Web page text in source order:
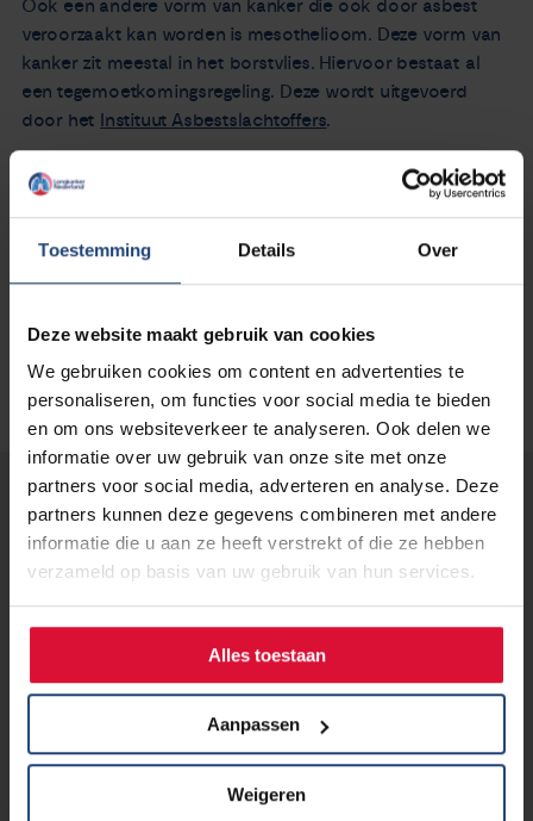
Toestemming Details Over
Deze website maakt gebruik van cookies
We gebruiken cookies om content en advertenties te
personaliseren, om functies voor social media te bieden
en om ons websiteverkeer te analyseren. Ook delen we
informatie over uw gebruik van onze site met onze
partners voor social media, adverteren en analyse. Deze
partners kunnen deze gegevens combineren met andere
informatie die u aan ze heeft verstrekt of die ze hebben
verzameld op basis van uw gebruik van hun services.
Alles toestaan
Aanpassen
Weigeren
Ook een andere vorm van kanker die ook door asbest
veroorzaakt kan worden is mesothelioom. Deze vorm van
kanker zit meestal in het borstvlies. Hiervoor bestaat al
een tegemoetkomingsregeling. Deze wordt uitgevoerd
door het Instituut Asbestslachtoffers.
Ook bestaat voor deze vorm van kanker een
patiëntenorganisatieAsbestslachtoffer Vereniging
Nederland
Lees verder...